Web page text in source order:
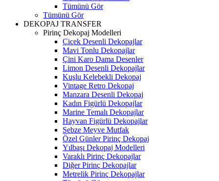
Tümünü Gör
Tümünü Gör
DEKOPAJ TRANSFER
Pirinç Dekopaj Modelleri
Çiçek Desenli Dekopajlar
Mavi Tonlu Dekopajlar
Çini Karo Dama Desenler
Limon Desenli Dekopajlar
Kuşlu Kelebekli Dekopaj
Vintage Retro Dekopaj
Manzara Desenli Dekopaj
Kadın Figürlü Dekopajlar
Marine Temalı Dekopajlar
Hayvan Figürlü Dekopajlar
Sebze Meyve Mutfak
Özel Günler Pirinç Dekopaj
Yılbaşı Dekopaj Modelleri
Varaklı Pirinç Dekopajlar
Diğer Pirinç Dekopajlar
Metrelik Pirinç Dekopajlar